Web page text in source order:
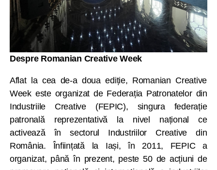
Despre Romanian Creative Week
Aflat la cea de-a doua ediție, Romanian Creative
Week este organizat de Federația Patronatelor din
Industriile Creative (FEPIC), singura federație
patronală reprezentativă la nivel național ce
activează în sectorul Industriilor Creative din
România. Înființată la Iași, în 2011, FEPIC a
organizat, până în prezent, peste 50 de acțiuni de